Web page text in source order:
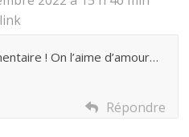
! On l’aime d’amour…
Répondre